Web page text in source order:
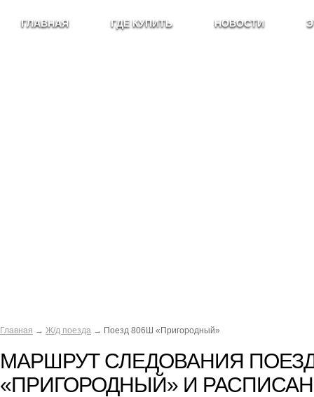
ГЛАВНАЯ ГДЕ КУПИТЬ НОВОСТИ
Главная → Ж/д поезда → Поезд 806Ш «Пригородный»
МАРШРУТ СЛЕДОВАНИЯ
«ПРИГОРОДНЫЙ» И